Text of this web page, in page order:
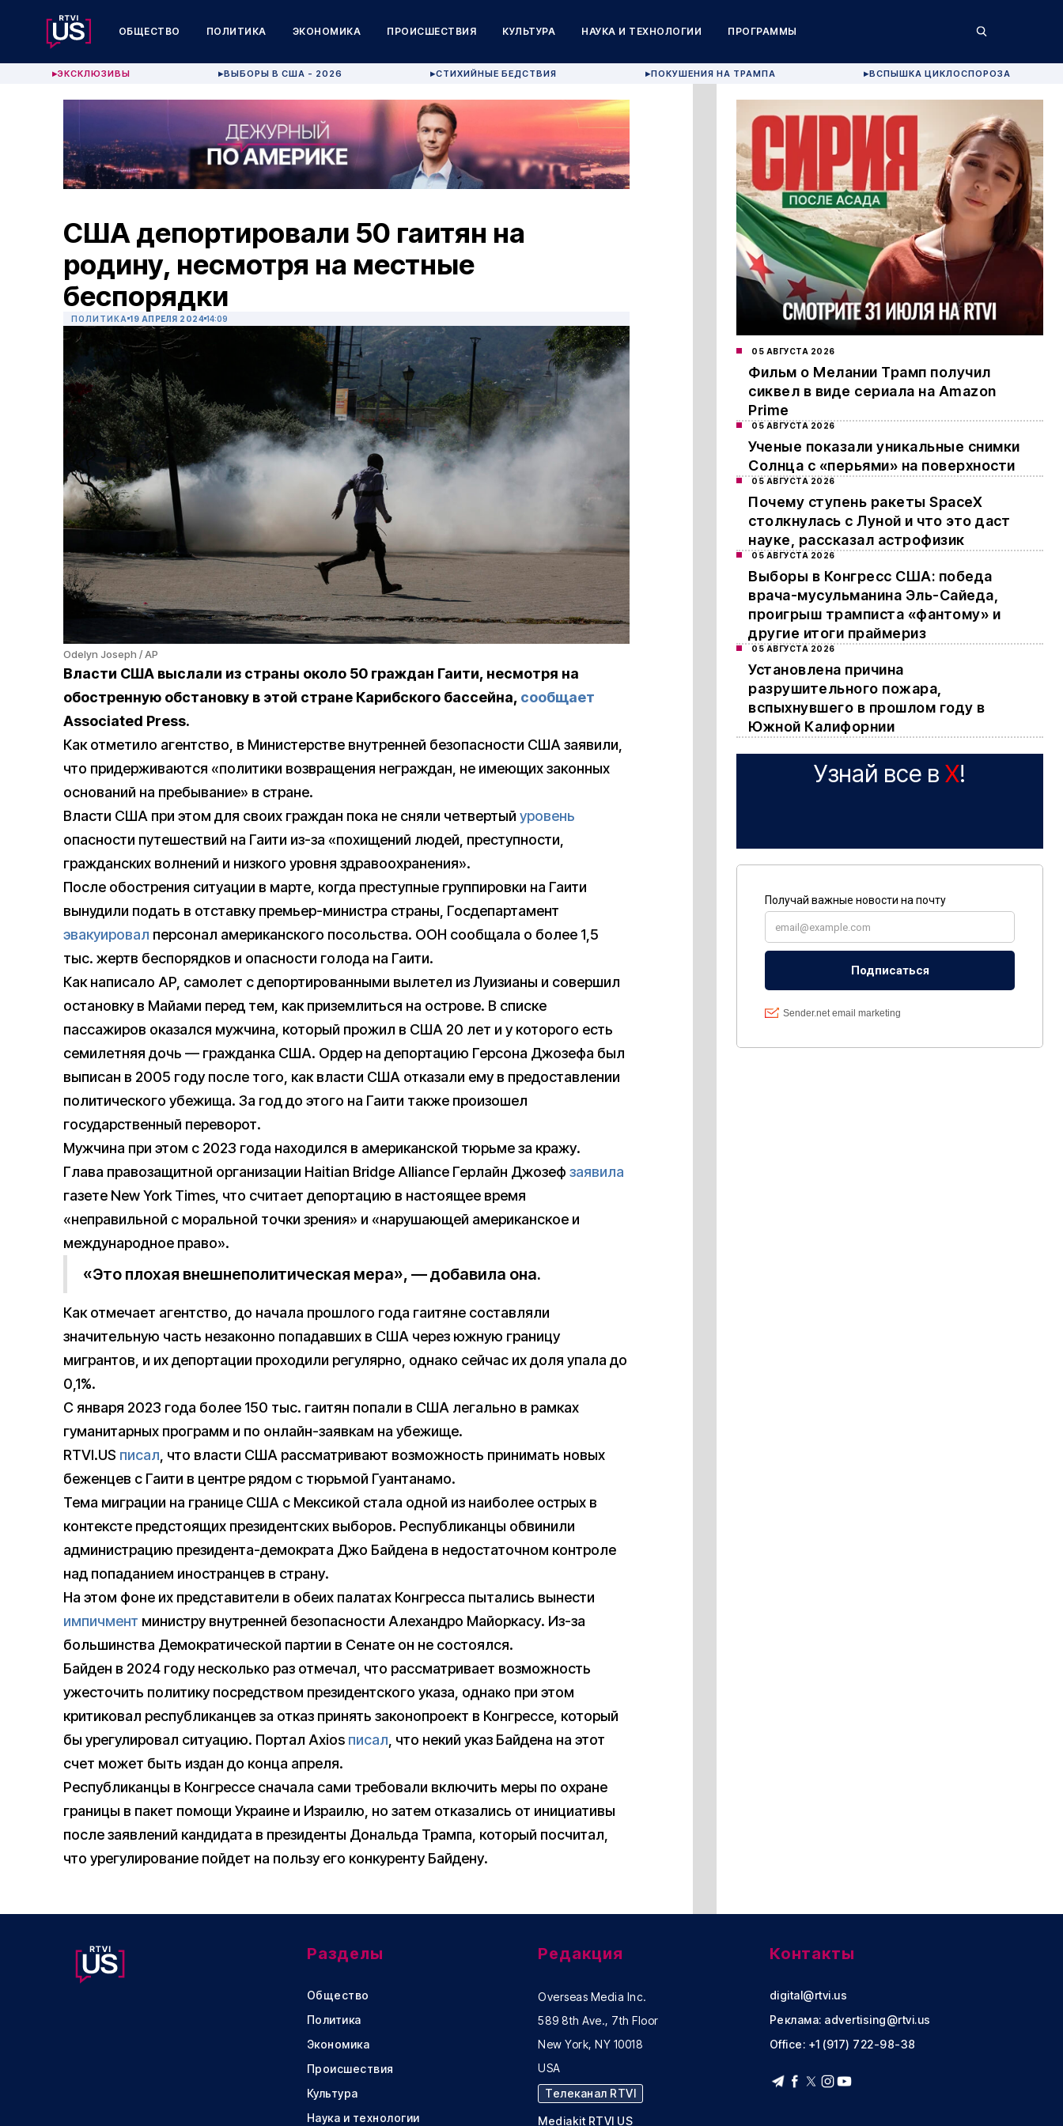
ОБЩЕСТВО ПОЛИТИКА ЭКОНОМИКА ПРОИСШЕСТВИЯ КУЛЬТУРА НАУКА И ТЕХНОЛОГИИ ПРОГРАММЫ
▶ЭКСКЛЮЗИВЫ ▶ВЫБОРЫ В США - 2026 ▶СТИХИЙНЫЕ БЕДСТВИЯ ▶ПОКУШЕНИЯ НА ТРАМПА ▶ВСПЫШКА ЦИКЛОСПОРОЗА
США депортировали 50 гаитян на
родину, несмотря на местные
беспорядки
ПОЛИТИКА 19 АПРЕЛЯ 2024 14:09
Odelyn Joseph / AP
Власти США выслали из страны около 50 граждан Гаити, несмотря на
обостренную обстановку в этой стране Карибского бассейна, сообщает
Associated Press.
Как отметило агентство, в Министерстве внутренней безопасности США заявили,
что придерживаются «политики возвращения неграждан, не имеющих законных
оснований на пребывание» в стране.
Власти США при этом для своих граждан пока не сняли четвертый уровень
опасности путешествий на Гаити из-за «похищений людей, преступности,
гражданских волнений и низкого уровня здравоохранения».
После обострения ситуации в марте, когда преступные группировки на Гаити
вынудили подать в отставку премьер-министра страны, Госдепартамент
эвакуировал персонал американского посольства. ООН сообщала о более 1,5
тыс. жертв беспорядков и опасности голода на Гаити.
Как написало AP, самолет с депортированными вылетел из Луизианы и совершил
остановку в Майами перед тем, как приземлиться на острове. В списке
пассажиров оказался мужчина, который прожил в США 20 лет и у которого есть
семилетняя дочь — гражданка США. Ордер на депортацию Герсона Джозефа был
выписан в 2005 году после того, как власти США отказали ему в предоставлении
политического убежища. За год до этого на Гаити также произошел
государственный переворот.
Мужчина при этом с 2023 года находился в американской тюрьме за кражу.
Глава правозащитной организации Haitian Bridge Alliance Герлайн Джозеф заявила
газете New York Times, что считает депортацию в настоящее время
«неправильной с моральной точки зрения» и «нарушающей американское и
международное право».
«Это плохая внешнеполитическая мера», — добавила она.
Как отмечает агентство, до начала прошлого года гаитяне составляли
значительную часть незаконно попадавших в США через южную границу
мигрантов, и их депортации проходили регулярно, однако сейчас их доля упала до
0,1%.
С января 2023 года более 150 тыс. гаитян попали в США легально в рамках
гуманитарных программ и по онлайн-заявкам на убежище.
RTVI.US писал, что власти США рассматривают возможность принимать новых
беженцев с Гаити в центре рядом с тюрьмой Гуантанамо.
Тема миграции на границе США с Мексикой стала одной из наиболее острых в
контексте предстоящих президентских выборов. Республиканцы обвинили
администрацию президента-демократа Джо Байдена в недостаточном контроле
над попаданием иностранцев в страну.
На этом фоне их представители в обеих палатах Конгресса пытались вынести
импичмент министру внутренней безопасности Алехандро Майоркасу. Из-за
большинства Демократической партии в Сенате он не состоялся.
Байден в 2024 году несколько раз отмечал, что рассматривает возможность
ужесточить политику посредством президентского указа, однако при этом
критиковал республиканцев за отказ принять законопроект в Конгрессе, который
бы урегулировал ситуацию. Портал Axios писал, что некий указ Байдена на этот
счет может быть издан до конца апреля.
Республиканцы в Конгрессе сначала сами требовали включить меры по охране
границы в пакет помощи Украине и Израилю, но затем отказались от инициативы
после заявлений кандидата в президенты Дональда Трампа, который посчитал,
что урегулирование пойдет на пользу его конкуренту Байдену.
05 АВГУСТА 2026
Фильм о Мелании Трамп получил
сиквел в виде сериала на Amazon
Prime
05 АВГУСТА 2026
Ученые показали уникальные снимки
Солнца с «перьями» на поверхности
05 АВГУСТА 2026
Почему ступень ракеты SpaceX
столкнулась с Луной и что это даст
науке, рассказал астрофизик
05 АВГУСТА 2026
Выборы в Конгресс США: победа
врача-мусульманина Эль-Сайеда,
проигрыш трамписта «фантому» и
другие итоги праймериз
05 АВГУСТА 2026
Установлена причина
разрушительного пожара,
вспыхнувшего в прошлом году в
Южной Калифорнии
Узнай все в X!
Разделы
Общество
Политика
Экономика
Происшествия
Культура
Наука и технологии
Редакция
Overseas Media Inc.
589 8th Ave., 7th Floor
New York, NY 10018
USA
Телеканал RTVI
Mediakit RTVI US
Контакты
digital@rtvi.us
Реклама: advertising@rtvi.us
Office: +1 (917) 722-98-38